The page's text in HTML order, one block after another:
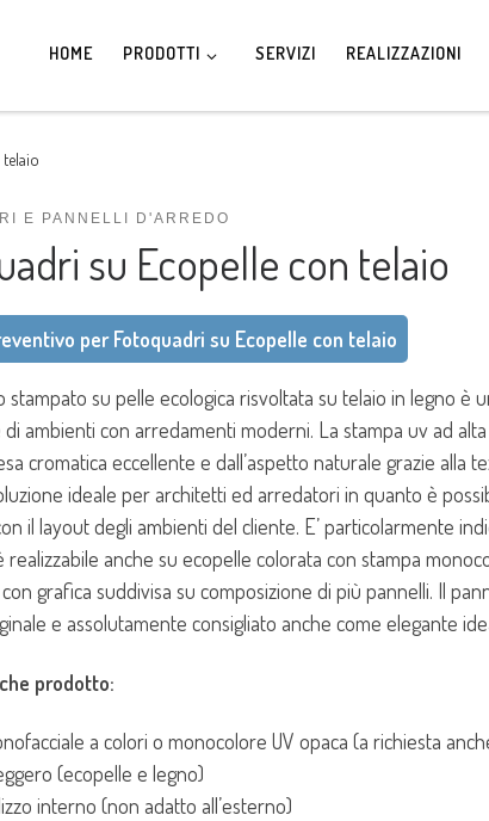
HOME PRODOTTI SERVIZI REALIZZAZIONI
E PANNELLI D'ARREDO
su Ecopelle con telaio
per Fotoquadri su Ecopelle con telaio
stampato su pelle ecologica risvoltata su telaio in legno è
ambienti con arredamenti moderni. La stampa uv ad
cromatica eccellente e dall’aspetto naturale grazie alla
ideale per architetti ed arredatori in quanto è
il layout degli ambienti del cliente. E’ particolarmente
realizzabile anche su ecopelle colorata con stampa
grafica suddivisa su composizione di più pannelli. Il
e assolutamente consigliato anche come elegante
prodotto:
a colori o monocolore UV opaca (a richiesta
(ecopelle e legno)
interno (non adatto all’esterno)